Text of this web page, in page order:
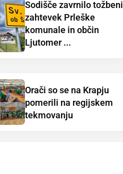
Sodišče zavrnilo tožbeni
zahtevek Prleške
komunale in občin
Ljutomer ...
Orači so se na Krapju
pomerili na regijskem
tekmovanju